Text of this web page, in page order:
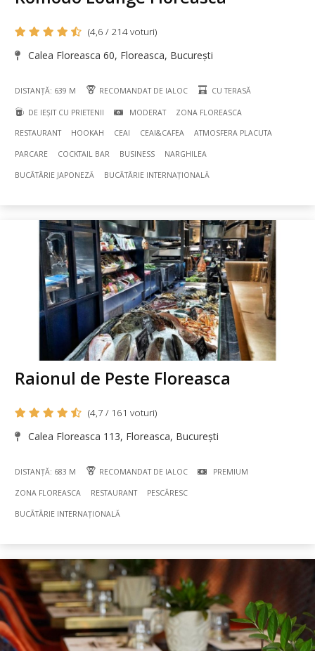
(4,6 / 214 voturi)
Calea Floreasca 60, Floreasca, București
DISTANȚĂ: 639 M RECOMANDAT DE IALOC CU TERASĂ
DE IEȘIT CU PRIETENII MODERAT ZONA FLOREASCA
RESTAURANT HOOKAH CEAI CEAI&CAFEA ATMOSFERA PLACUTA
PARCARE COCKTAIL BAR BUSINESS NARGHILEA
BUCÃTÃRIE JAPONEZĂ BUCÃTÃRIE INTERNAȚIONALĂ
Raionul de Peste Floreasca
(4,7 / 161 voturi)
Calea Floreasca 113, Floreasca, București
DISTANȚĂ: 683 M RECOMANDAT DE IALOC PREMIUM
ZONA FLOREASCA RESTAURANT PESCĂRESC
BUCÃTÃRIE INTERNAȚIONALĂ